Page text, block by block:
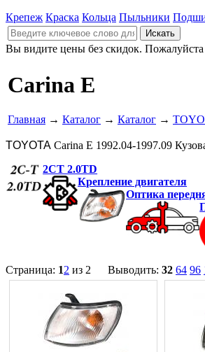
Крепеж Краска Кольца Пыльники
Вы видите цены без скидок.
Carina E
Главная → Каталог → Каталог →
TOYOTA Carina E 1992.04-1997.09
2CT 2.0TD
Крепление двигателя
Оптика
Страница: 12 из 2 Выводить: 32 64 96